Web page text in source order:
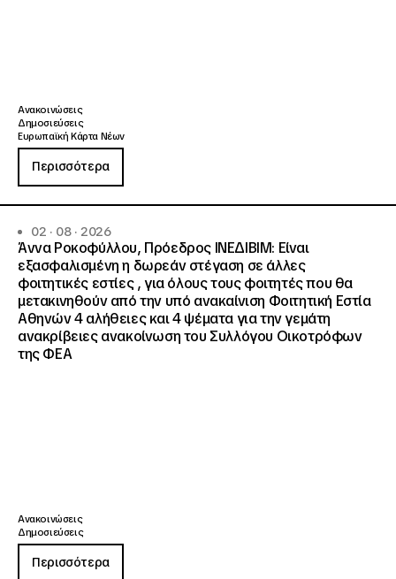
Ανακοινώσεις
Δημοσιεύσεις
Ευρωπαϊκή Κάρτα Νέων
Περισσότερα
02 · 08 · 2026
Άννα Ροκοφύλλου, Πρόεδρος ΙΝΕΔΙΒΙΜ: Είναι
εξασφαλισμένη η δωρεάν στέγαση σε άλλες
φοιτητικές εστίες , για όλους τους φοιτητές που θα
μετακινηθούν από την υπό ανακαίνιση Φοιτητική Εστία
Αθηνών 4 αλήθειες και 4 ψέματα για την γεμάτη
ανακρίβειες ανακοίνωση του Συλλόγου Οικοτρόφων
της ΦΕΑ
Ανακοινώσεις
Δημοσιεύσεις
Περισσότερα